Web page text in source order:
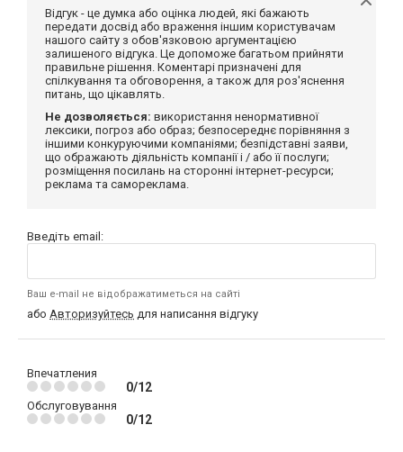
Відгук - це думка або оцінка людей, які бажають
передати досвід або враження іншим користувачам
нашого сайту з обов'язковою аргументацією
залишеного відгука. Це допоможе багатьом прийняти
правильне рішення. Коментарі призначені для
спілкування та обговорення, а також для роз'яснення
питань, що цікавлять.
Не дозволяється: використання ненормативної
лексики, погроз або образ; безпосереднє порівняння з
іншими конкуруючими компаніями; безпідставні заяви,
що ображають діяльність компанії і / або її послуги;
розміщення посилань на сторонні інтернет-ресурси;
реклама та самореклама.
Введіть email:
Ваш e-mail не відображатиметься на сайті
або Авторизуйтесь для написання відгуку
Впечатления
0/12
Обслуговування
0/12